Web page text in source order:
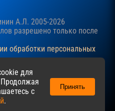
А.Л. 2005-2026
разрешено только после
обработки персональных
для учучшения
просматривать сайт,
в отношении файлов
для
с
.
Принять